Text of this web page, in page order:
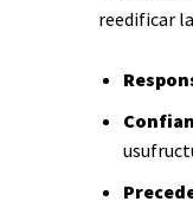
reedificar